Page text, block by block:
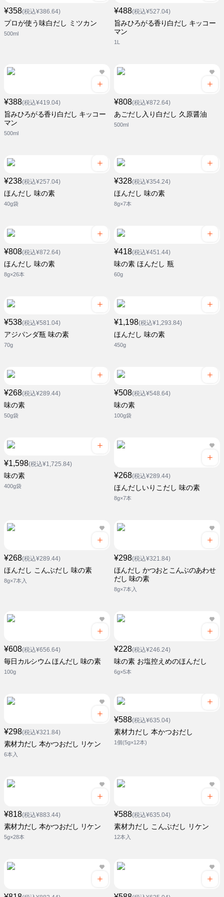
¥358(税込¥386.64)
プロが使う味白だし ミツカン
500ml
¥488(税込¥527.04)
旨みひろがる香り白だし キッコー
マン
1L
¥388(税込¥419.04)
旨みひろがる香り白だし キッコー
マン
500ml
¥808(税込¥872.64)
あごだし入り白だし 久原醤油
500ml
¥238(税込¥257.04)
ほんだし 味の素
40g袋
¥328(税込¥354.24)
ほんだし 味の素
8g×7本
¥808(税込¥872.64)
ほんだし 味の素
8g×26本
¥418(税込¥451.44)
味の素 ほんだし 瓶
60g
¥538(税込¥581.04)
アジパンダ瓶 味の素
70g
¥1,198(税込¥1,293.84)
ほんだし 味の素
450g
¥268(税込¥289.44)
味の素
50g袋
¥508(税込¥548.64)
味の素
100g袋
¥1,598(税込¥1,725.84)
味の素
400g袋
¥268(税込¥289.44)
ほんだしいりこだし 味の素
8g×7本
¥268(税込¥289.44)
ほんだし こんぶだし 味の素
8g×7本入
¥298(税込¥321.84)
ほんだし かつおとこんぶのあわせ
だし 味の素
8g×7本入
¥608(税込¥656.64)
毎日カルシウム ほんだし 味の素
100g
¥228(税込¥246.24)
味の素 お塩控えめのほんだし
6g×5本
¥298(税込¥321.84)
素材力だし 本かつおだし リケン
6本入
¥588(税込¥635.04)
素材力だし 本かつおだし
1個(5g×12本)
¥818(税込¥883.44)
素材力だし 本かつおだし リケン
5g×28本
¥588(税込¥635.04)
素材力だし こんぶだし リケン
12本入